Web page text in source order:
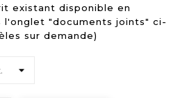
existant disponible en
l'onglet "documents joints" ci-
sur demande)